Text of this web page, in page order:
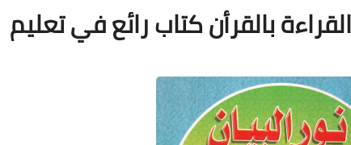
بالقرأن كتاب رائع في تعليم